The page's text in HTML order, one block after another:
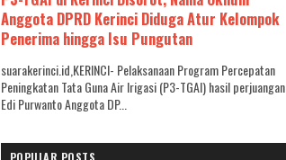
Anggota DPRD Kerinci Diduga Atur Kelompok
Penerima hingga Isu Pungutan
suarakerinci.id,KERINCI- Pelaksanaan Program Percepatan
Peningkatan Tata Guna Air Irigasi (P3-TGAI) hasil perjuangan
Edi Purwanto Anggota DP...
POPULAR POSTS